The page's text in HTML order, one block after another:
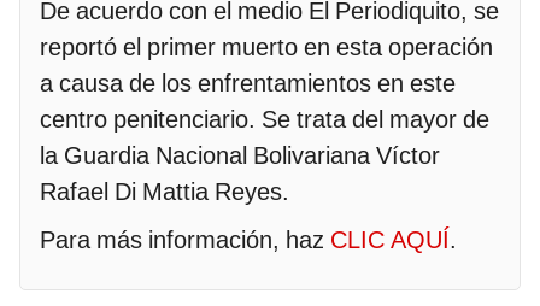
De acuerdo con el medio El Periodiquito, se
reportó el primer muerto en esta operación
a causa de los enfrentamientos en este
centro penitenciario. Se trata del mayor de
la Guardia Nacional Bolivariana Víctor
Rafael Di Mattia Reyes.
Para más información, haz CLIC AQUÍ.